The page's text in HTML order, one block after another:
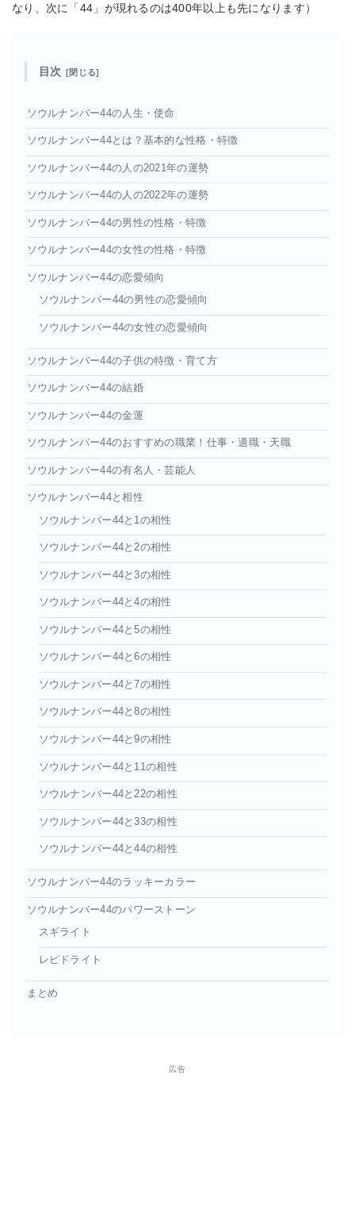
なり、次に「44」が現れるのは400年以上も先になります）
目次
ソウルナンバー44の人生・使命
ソウルナンバー44とは？基本的な性格・特徴
ソウルナンバー44の人の2021年の運勢
ソウルナンバー44の人の2022年の運勢
ソウルナンバー44の男性の性格・特徴
ソウルナンバー44の女性の性格・特徴
ソウルナンバー44の恋愛傾向
ソウルナンバー44の男性の恋愛傾向
ソウルナンバー44の女性の恋愛傾向
ソウルナンバー44の子供の特徴・育て方
ソウルナンバー44の結婚
ソウルナンバー44の金運
ソウルナンバー44のおすすめの職業！仕事・適職・天職
ソウルナンバー44の有名人・芸能人
ソウルナンバー44と相性
ソウルナンバー44と1の相性
ソウルナンバー44と2の相性
ソウルナンバー44と3の相性
ソウルナンバー44と4の相性
ソウルナンバー44と5の相性
ソウルナンバー44と6の相性
ソウルナンバー44と7の相性
ソウルナンバー44と8の相性
ソウルナンバー44と9の相性
ソウルナンバー44と11の相性
ソウルナンバー44と22の相性
ソウルナンバー44と33の相性
ソウルナンバー44と44の相性
ソウルナンバー44のラッキーカラー
ソウルナンバー44のパワーストーン
スギライト
レピドライト
まとめ
広告